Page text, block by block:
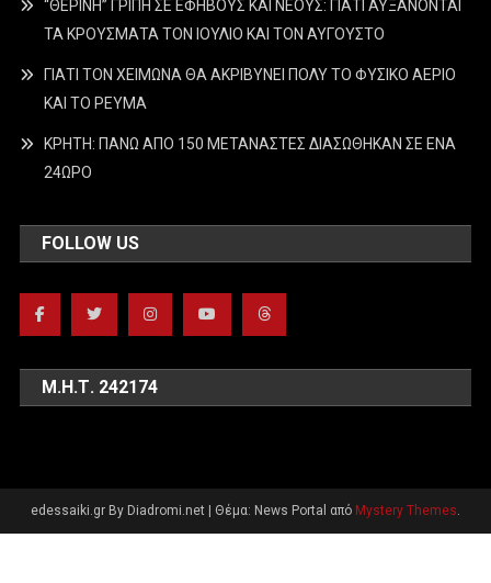
“ΘΕΡΙΝΗ” ΓΡΙΠΗ ΣΕ ΕΦΗΒΟΥΣ ΚΑΙ ΝΕΟΥΣ: ΓΙΑΤΙ ΑΥΞΑΝΟΝΤΑΙ
ΤΑ ΚΡΟΥΣΜΑΤΑ ΤΟΝ ΙΟΥΛΙΟ ΚΑΙ ΤΟΝ ΑΥΓΟΥΣΤΟ
ΓΙΑΤΙ ΤΟΝ ΧΕΙΜΩΝΑ ΘΑ ΑΚΡΙΒΥΝΕΙ ΠΟΛΥ ΤΟ ΦΥΣΙΚΟ ΑΕΡΙΟ
ΚΑΙ ΤΟ ΡΕΥΜΑ
ΚΡΗΤΗ: ΠΑΝΩ ΑΠΟ 150 ΜΕΤΑΝΑΣΤΕΣ ΔΙΑΣΩΘΗΚΑΝ ΣΕ ΕΝΑ
24ΩΡΟ
FOLLOW US
Μ.Η.Τ. 242174
edessaiki.gr By Diadromi.net Θέμα: News Portal από Mystery Themes.